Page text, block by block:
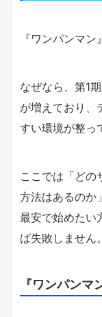
『ワンパンマ
なぜなら、第1
が増えており、
すい環境が整っ
ここでは「どの
方法はあるのか
最安で始めたい
ば失敗しません。
『ワンパン